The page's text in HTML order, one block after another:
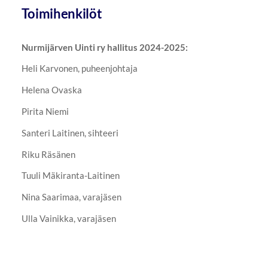
Toimihenkilöt
Nurmijärven Uinti ry hallitus 2024-2025:
Heli Karvonen, puheenjohtaja
Helena Ovaska
Pirita Niemi
Santeri Laitinen, sihteeri
Riku Räsänen
Tuuli Mäkiranta-Laitinen
Nina Saarimaa, varajäsen
Ulla Vainikka, varajäsen